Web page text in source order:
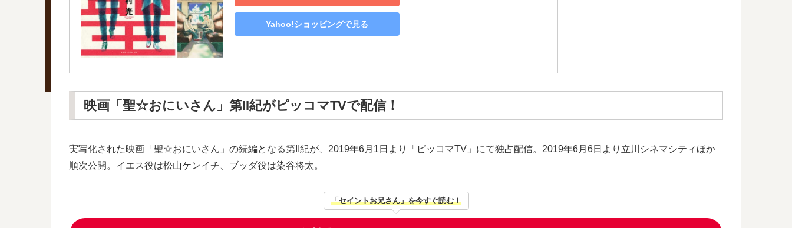
Yahoo!ショッピングで見る
映画「聖☆おにいさん」第II紀がピッコマTVで配信！
実写化された映画「聖☆おにいさん」の続編となる第II紀が、2019年6月1日より「ピッコマTV」にて独占配信。2019年6月6日より立川シネマシティほか
順次公開。イエス役は松山ケンイチ、ブッダ役は染谷将太。
「セイントお兄さん」を今すぐ読む！